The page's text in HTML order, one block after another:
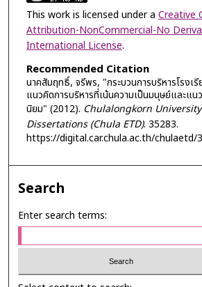
This work is licensed under a Creative
Attribution-NonCommercial-No
International License.
Recommended Citation
นาคสัมฤทธิ์, จรีพร, "กระบวนการบริหารโรงเ
แนวคิดการบริหารที่เน้นความเป็นมนุษย์และแ
นิยม" (2012). Chulalongkorn
Dissertations (Chula ETD). 35283.
https://digital.car.chula.ac.th/chulaetd/
Search
Enter search terms: